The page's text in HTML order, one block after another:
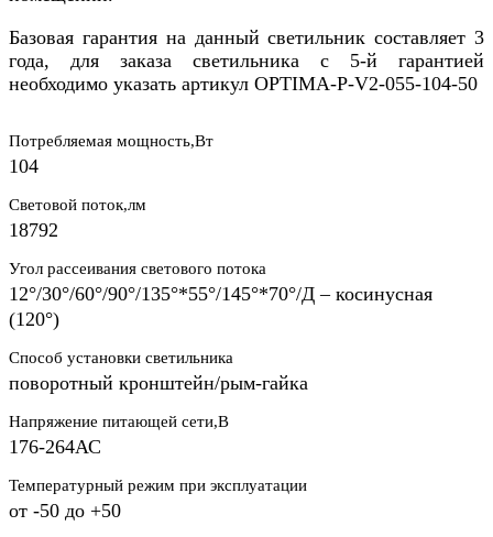
Базовая гарантия на данный светильник составляет 3
года, для заказа светильника с 5-й гарантией
необходимо указать артикул OPTIMA-P-V2-055-104-50
Потребляемая мощность,Вт
104
Световой поток,лм
18792
Угол рассеивания светового потока
12°/30°/60°/90°/135°*55°/145°*70°/Д – косинусная
(120°)
Способ установки светильника
поворотный кронштейн/рым-гайка
Напряжение питающей сети,В
176-264АС
Температурный режим при эксплуатации
от -50 до +50